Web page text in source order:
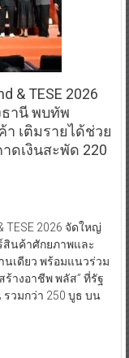
& TESE 2026
ธานี พบทัพ
เติมรายได้ช่วย
ดเงินสะพัด 220
TESE 2026 จัดใหญ่
สินค้าศักยภาพและ
นเดียว พร้อมแนวร่วม
างอาชีพ พลัส” ที่รัฐ
วมกว่า 250 บูธ บน